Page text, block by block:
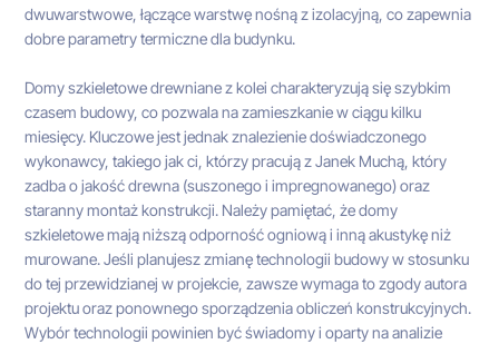
dwuwarstwowe, łączące warstwę nośną z izolacyjną, co zapewnia
dobre parametry termiczne dla budynku.
Domy szkieletowe drewniane z kolei charakteryzują się szybkim
czasem budowy, co pozwala na zamieszkanie w ciągu kilku
miesięcy. Kluczowe jest jednak znalezienie doświadczonego
wykonawcy, takiego jak ci, którzy pracują z Janek Muchą, który
zadba o jakość drewna (suszonego i impregnowanego) oraz
staranny montaż konstrukcji. Należy pamiętać, że domy
szkieletowe mają niższą odporność ogniową i inną akustykę niż
murowane. Jeśli planujesz zmianę technologii budowy w stosunku
do tej przewidzianej w projekcie, zawsze wymaga to zgody autora
projektu oraz ponownego sporządzenia obliczeń konstrukcyjnych.
Wybór technologii powinien być świadomy i oparty na analizie